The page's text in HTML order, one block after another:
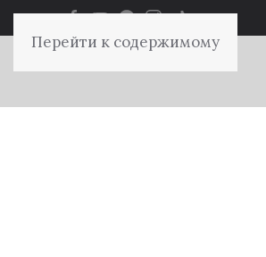
Перейти к содержимому